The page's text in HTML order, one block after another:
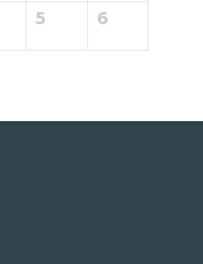
5 6